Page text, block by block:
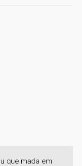
queimada em